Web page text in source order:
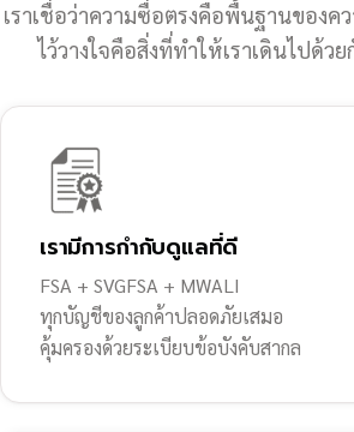
เราเชื่อว่าความซื่อตรงคือพื้นฐานของคว
ไว้วางใจคือสิ่งที่ทำให้เราเดินไปด้ว
เรามีการกำกับดูแลที่ดี
FSA + SVGFSA + MWALI
ทุกบัญชีของลูกค้าปลอดภัยเสมอ
คุ้มครองด้วยระเบียบข้อบังคับสากล